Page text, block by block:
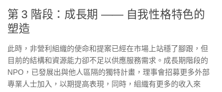
第 3 階段：成長期 —— 自我性格特色的
塑造
此時，非營利組織的使命和提案已經在市場上站穩了腳跟，但
目前的結構和資源能力卻不足以供應服務需求。成長期階段的
NPO，已發展出與他人區隔的獨特計畫，理事會招募更多外部
專業人士加入，以期提高表現，同時，組織有更多的收入來